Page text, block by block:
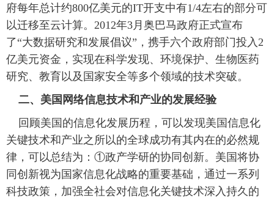
府每年总计约800亿美元的IT开支中有1/4左右的部分可
以迁移至云计算。2012年3月奥巴马政府正式宣布
了“大数据研究和发展倡议”，携手六个政府部门投入2
亿美元资金，实现在科学发现、环境保护、生物医药
研究、教育以及国家安全等多个领域的技术突破。
二、美国网络信息技术和产业的发展经验
回顾美国的信息化发展历程，可以发现美国信息化
关键技术和产业之所以的全球成功有其内在的必然规
律，可以总结为：①政产学研的协同创新。美国将协
同创新视为国家信息化战略的重要基础，通过一系列
科技政策，加强全社会对信息化关键技术深入持久的